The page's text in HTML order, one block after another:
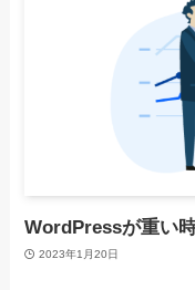
WordPressが重い
2023年1月20日